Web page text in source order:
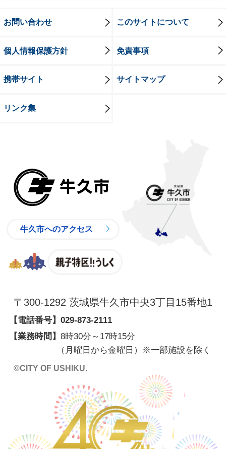
お問い合わせ このサイトについて
個人情報保護方針 免責事項
携帯サイト サイトマップ
リンク集
牛久市へのアクセス
〒300-1292 茨城県牛久市中央3丁目15番地1
【電話番号】 029-873-2111
【業務時間】 8時30分～17時15分
（月曜日から金曜日）※一部施設を除く
©CITY OF USHIKU.